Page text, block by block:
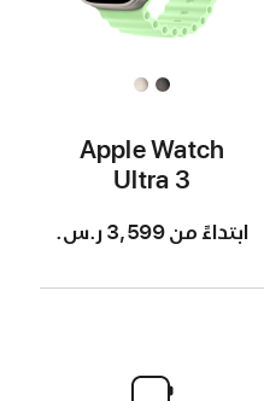
Apple Watch
Ultra 3
ابتداءً من 3,599 ر.س.‏